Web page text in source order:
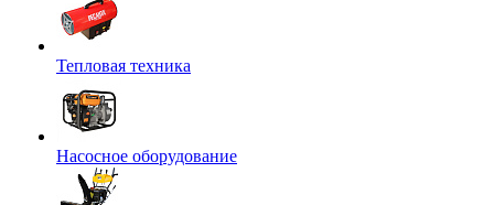
Тепловая техника
Насосное оборудование